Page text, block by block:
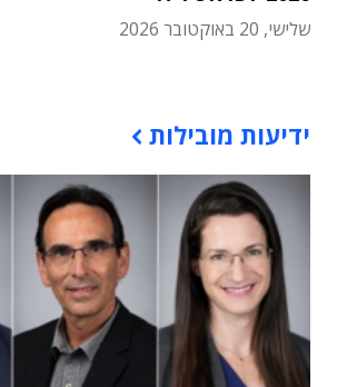
שלישי, 20 באוקטובר 2026
ידיעות מובילות